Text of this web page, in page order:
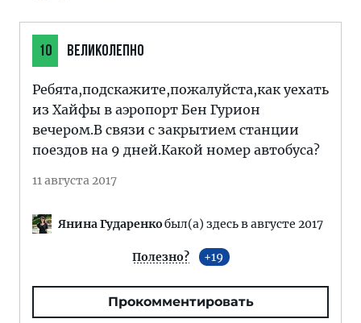
10 ВЕЛИКОЛЕПНО
Ребята,подскажите,пожалуйста,как уехать
из Хайфы в аэропорт Бен Гурион
вечером.В связи с закрытием станции
поездов на 9 дней.Какой номер автобуса?
11 августа 2017
Янина Гударенкобыл(а) здесь в августе 2017
Полезно? 19
Прокомментировать